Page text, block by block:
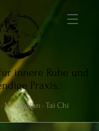
innere Ruhe und
Praxis.
Meditation · Tai Chi